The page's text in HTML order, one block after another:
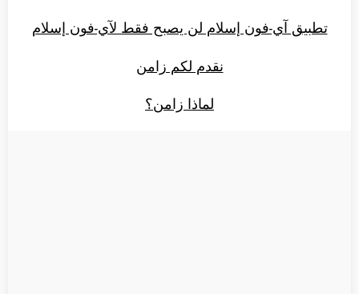
تطبيق آي-فون إسلام لن يصبح فقط لآي-فون إسلام
نقدم لكم زامن
لماذا زامن؟